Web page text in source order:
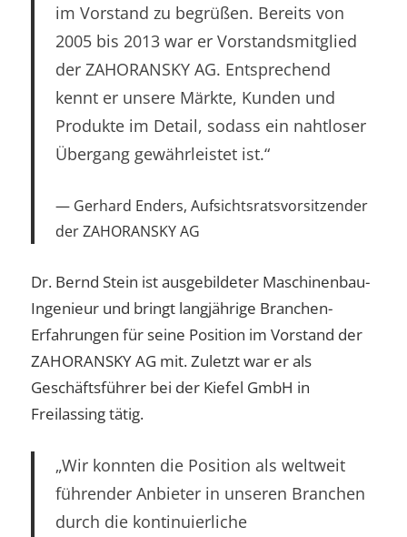
im Vorstand zu begrüßen. Bereits von
2005 bis 2013 war er Vorstandsmitglied
der ZAHORANSKY AG. Entsprechend
kennt er unsere Märkte, Kunden und
Produkte im Detail, sodass ein nahtloser
Übergang gewährleistet ist.“
Gerhard Enders, Aufsichtsratsvorsitzender
der ZAHORANSKY AG
Dr. Bernd Stein ist ausgebildeter Maschinenbau-
Ingenieur und bringt langjährige Branchen-
Erfahrungen für seine Position im Vorstand der
ZAHORANSKY AG mit. Zuletzt war er als
Geschäftsführer bei der Kiefel GmbH in
Freilassing tätig.
„Wir konnten die Position als weltweit
führender Anbieter in unseren Branchen
durch die kontinuierliche